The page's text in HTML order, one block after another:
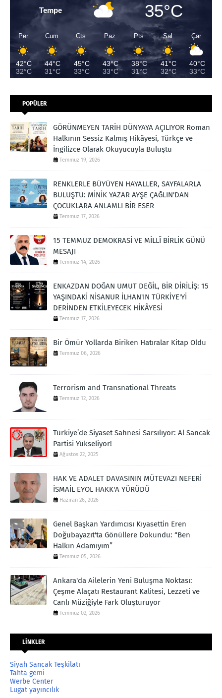
Tempe 35°C
Per
42°C
32°C
Cum
44°C
31°C
Cts
45°C
33°C
Paz
43°C
33°C
Pts
38°C
31°C
Sal
41°C
32°C
Çar
40°C
33°C
POPÜLER
GÖRÜNMEYEN TARİH DÜNYAYA AÇILIYOR Roman
Halkının Sessiz Kalmış Hikâyesi, Türkçe ve
İngilizce Olarak Okuyucuyla Buluştu
Temmuz 19, 2026
RENKLERLE BÜYÜYEN HAYALLER, SAYFALARLA
BULUŞTU: MİNİK YAZAR AYŞE ÇAĞLIN'DAN
ÇOCUKLARA ANLAMLI BİR ESER
Temmuz 17, 2026
15 TEMMUZ DEMOKRASİ VE MİLLÎ BİRLİK GÜNÜ
MESAJI
Temmuz 14, 2026
ENKAZDAN DOĞAN UMUT DEĞİL, BİR DİRİLİŞ: 15
YAŞINDAKİ NİSANUR İLHAN'IN TÜRKİYE'Yİ
DERİNDEN ETKİLEYECEK HİKÂYESİ
Temmuz 17, 2026
Bir Ömür Yollarda Biriken Hatıralar Kitap Oldu
Temmuz 06, 2026
Terrorism and Transnational Threats
Temmuz 12, 2026
Türkiye’de Siyaset Sahnesi Sarsılıyor: Al Sancak
Partisi Yükseliyor!
Ağustos 22, 2025
HAK VE ADALET DAVASININ MÜTEVAZI NEFERİ
İSMAİL EYOL HAKK'A YÜRÜDÜ
Haziran 26, 2026
Genel Başkan Yardımcısı Kıyasettin Eren
Doğubayazıt'ta Gönüllere Dokundu: “Ben
Halkın Adamıyım”
Temmuz 05, 2026
Ankara'da Ailelerin Yeni Buluşma Noktası:
Çeşme Alaçatı Restaurant Kalitesi, Lezzeti ve
Canlı Müziğiyle Fark Oluşturuyor
Temmuz 02, 2026
LİNKLER
Siyah Sancak Teşkilatı
Tahta gemi
Werbe Center
Lugat yayıncılık